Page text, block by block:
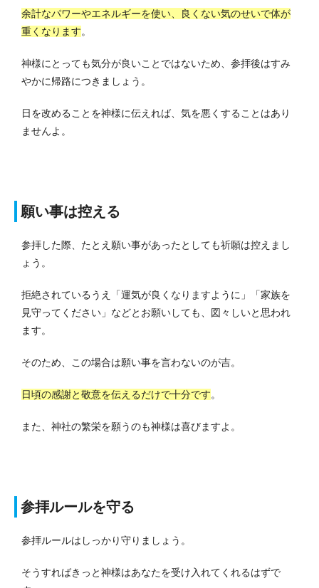
余計なパワーやエネルギーを使い、良くない気のせいで体が
重くなります。
神様にとっても気分が良いことではないため、参拝後はすみ
やかに帰路につきましょう。
日を改めることを神様に伝えれば、気を悪くすることはあり
ませんよ。
願い事は控える
参拝した際、たとえ願い事があったとしても祈願は控えまし
ょう。
拒絶されているうえ「運気が良くなりますように」「家族を
見守ってください」などとお願いしても、図々しいと思われ
ます。
そのため、この場合は願い事を言わないのが吉。
日頃の感謝と敬意を伝えるだけで十分です。
また、神社の繁栄を願うのも神様は喜びますよ。
参拝ルールを守る
参拝ルールはしっかり守りましょう。
そうすればきっと神様はあなたを受け入れてくれるはずで